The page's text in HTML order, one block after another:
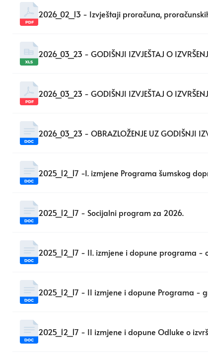
2026_02_13 - Izvještaji proračuna,
2026_03_23 - GODIŠNJI IZVJEŠTAJ O
2026_03_23 - GODIŠNJI IZVJEŠTAJ O
2026_03_23 - OBRAZLOŽENJE UZ GODIŠNJI
2025_12_17 -I. izmjene Programa šumskog
2025_12_17 - Socijalni program za 2026.
2025_12_17 - II. izmjene i dopune programa -
2025_12_17 - II izmjene i dopune Programa -
2025_12_17 - II izmjene i dopune Odluke o